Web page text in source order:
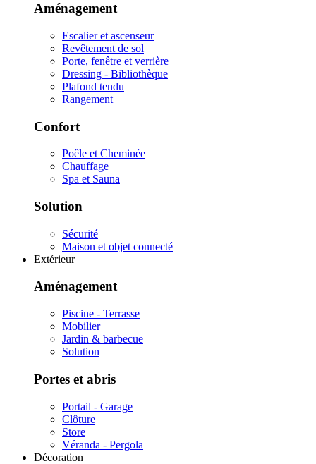
Aménagement
Escalier et ascenseur
Revêtement de sol
Porte, fenêtre et verrière
Dressing - Bibliothèque
Plafond tendu
Rangement
Confort
Poêle et Cheminée
Chauffage
Spa et Sauna
Solution
Sécurité
Maison et objet connecté
Extérieur
Aménagement
Piscine - Terrasse
Mobilier
Jardin & barbecue
Solution
Portes et abris
Portail - Garage
Clôture
Store
Véranda - Pergola
Décoration